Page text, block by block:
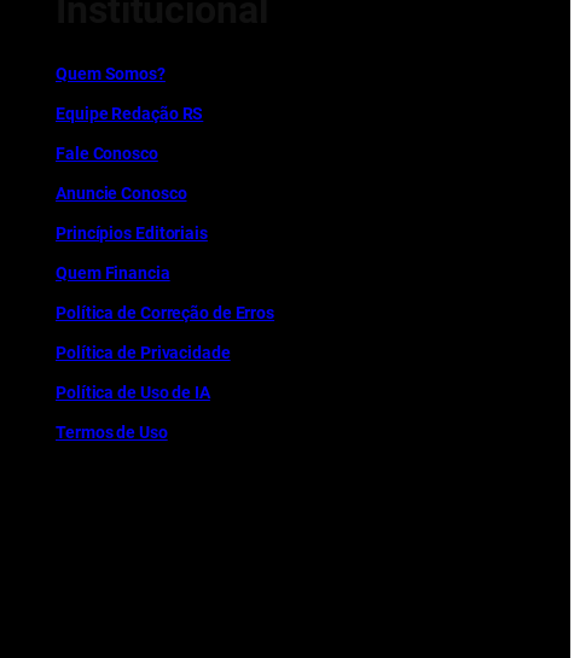
Quem Somos?
Equipe Redação RS
Fale Conosco
Anuncie Conosco
Princípios Editoriais
Quem Financia
Política de Correção de Erros
Política de Privacidade
Política de Uso de IA
Termos de Uso